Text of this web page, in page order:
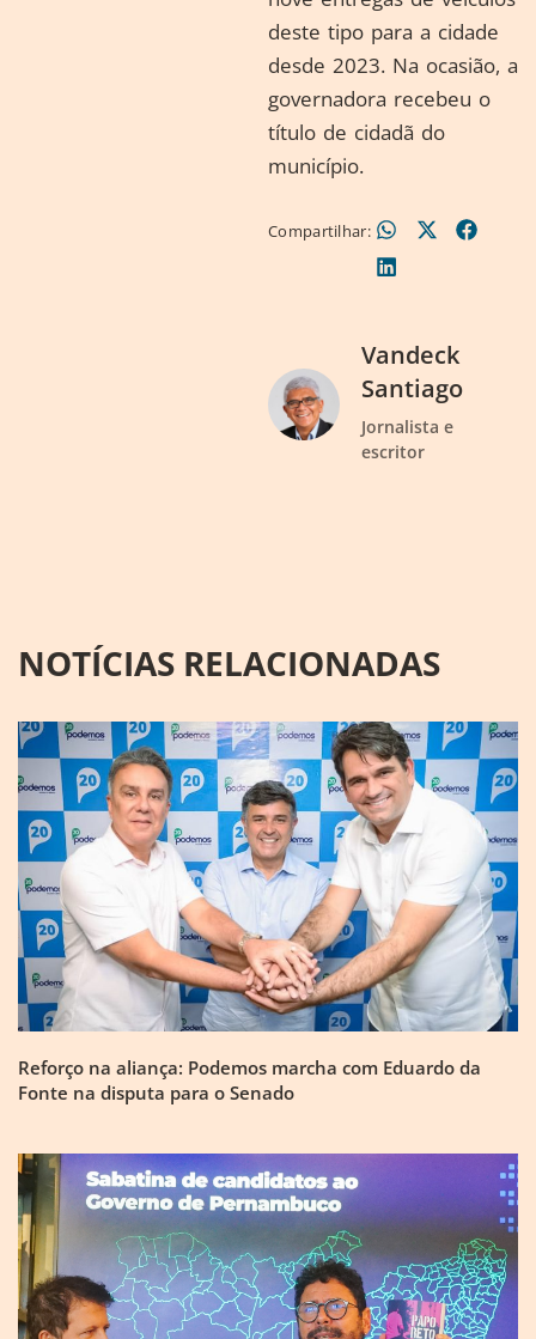
deste tipo para a cidade
desde 2023. Na ocasião, a
governadora recebeu o
título de cidadã do
município.
Compartilhar:
Vandeck
Santiago
Jornalista e
escritor
NOTÍCIAS RELACIONADAS
Reforço na aliança: Podemos marcha com Eduardo da
Fonte na disputa para o Senado